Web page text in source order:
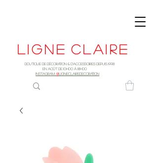
Ligne claire
Boutique de décoration & d'accessoires depuis 1998
EN AOûT DE 10h00 à 18H00
INSTAGRAM: @LIGNECLAIREDECORATION